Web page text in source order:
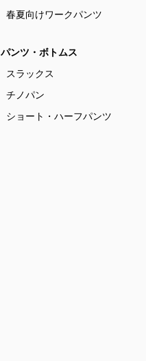
春夏向けワークパンツ
パンツ・ボトムス
スラックス
チノパン
ショート・ハーフパンツ